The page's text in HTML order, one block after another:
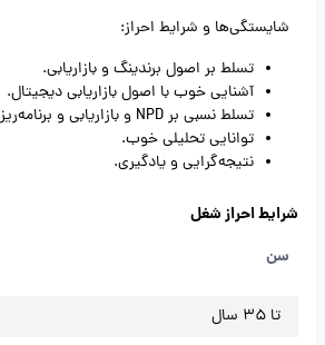
شایستگی‌ها و شرایط احراز:
تسلط بر اصول برندینگ و بازاریابی.
آشنایی خوب با اصول بازاریابی دیجیتال.
تسلط نسبی بر NPD و بازاریابی و برنامه‌ریزی سالیانه.
توانایی تحلیلی خوب.
نتیجه‌گرایی و یادگیری.
شرایط احراز شغل
سن
تا 35 سال